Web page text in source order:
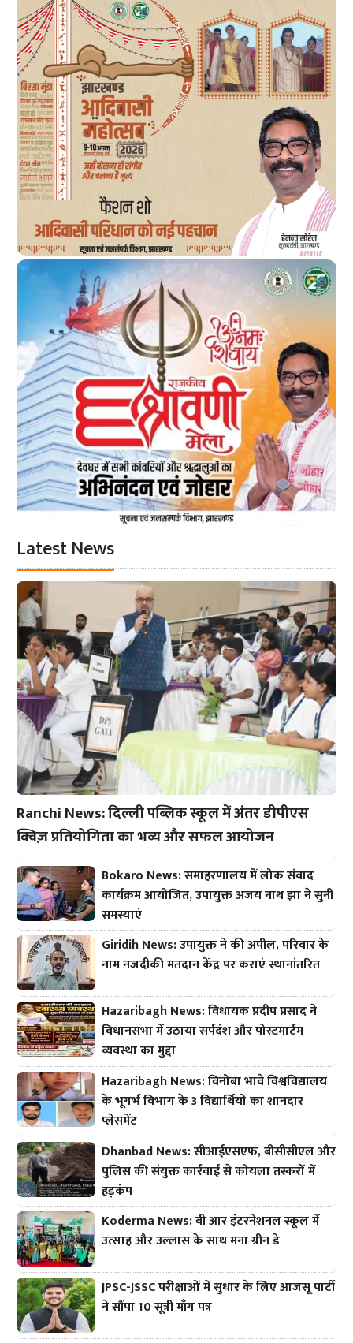
Latest News
Ranchi News: दिल्ली पब्लिक स्कूल में अंतर डीपीएस
क्विज़ प्रतियोगिता का भव्य और सफल आयोजन
Bokaro News: समाहरणालय में लोक संवाद
कार्यक्रम आयोजित, उपायुक्त अजय नाथ झा ने सुनी
समस्याएं
Giridih News: उपायुक्त ने की अपील, परिवार के
नाम नजदीकी मतदान केंद्र पर कराएं स्थानांतरित
Hazaribagh News: विधायक प्रदीप प्रसाद ने
विधानसभा में उठाया सर्पदंश और पोस्टमार्टम
व्यवस्था का मुद्दा
Hazaribagh News: विनोबा भावे विश्वविद्यालय
के भूगर्भ विभाग के 3 विद्यार्थियों का शानदार
प्लेसमेंट
Dhanbad News: सीआईएसएफ, बीसीसीएल और
पुलिस की संयुक्त कार्रवाई से कोयला तस्करों में
हड़कंप
Koderma News: बी आर इंटरनेशनल स्कूल में
उत्साह और उल्लास के साथ मना ग्रीन डे
JPSC-JSSC परीक्षाओं में सुधार के लिए आजसू पार्टी
ने सौंपा 10 सूत्री माँग पत्र